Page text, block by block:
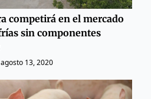
competirá en el mercado
sin componentes
agosto 13, 2020